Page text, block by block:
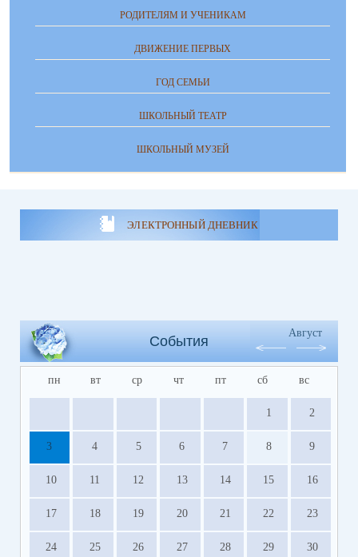
РОДИТЕЛЯМ И УЧЕНИКАМ
ДВИЖЕНИЕ ПЕРВЫХ
ГОД СЕМЬИ
ШКОЛЬНЫЙ ТЕАТР
ШКОЛЬНЫЙ МУЗЕЙ
ЭЛЕКТРОННЫЙ ДНЕВНИК
События
Август
пн вт ср чт пт сб вс
1 2
3 4 5 6 7 8 9
10 11 12 13 14 15 16
17 18 19 20 21 22 23
24 25 26 27 28 29 30